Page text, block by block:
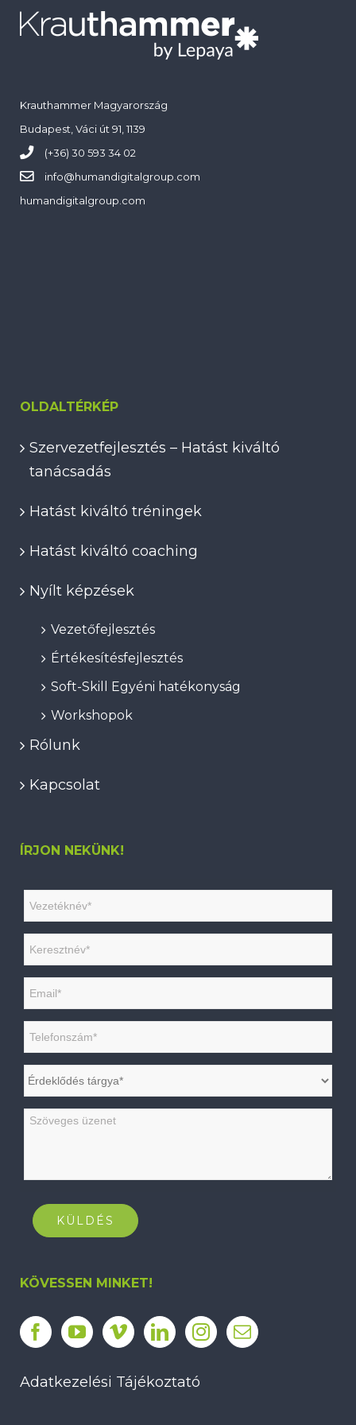
Krauthammer Magyarország
Budapest, Váci út 91, 1139
(+36) 30 593 34 02
info@humandigitalgroup.com
humandigitalgroup.com
OLDALTÉRKÉP
Szervezetfejlesztés – Hatást kiváltó
tanácsadás
Hatást kiváltó tréningek
Hatást kiváltó coaching
Nyílt képzések
Vezetőfejlesztés
Értékesítésfejlesztés
Soft-Skill Egyéni hatékonyság
Workshopok
Rólunk
Kapcsolat
ÍRJON NEKÜNK!
KÖVESSEN MINKET!
Adatkezelési Tájékoztató